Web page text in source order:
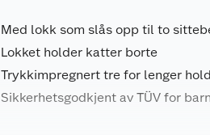
Med lokk som slås opp til to
Lokket holder katter borte
Trykkimpregnert tre for lenger
Sikkerhetsgodkjent av TÜV for